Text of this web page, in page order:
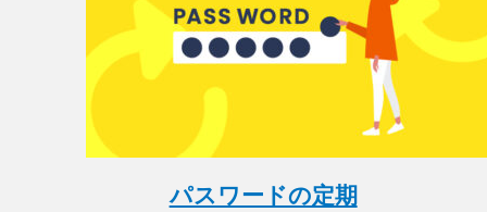
パスワードの定期